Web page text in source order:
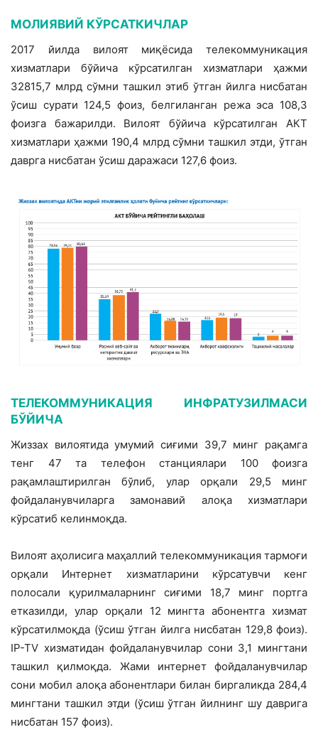
МОЛИЯВИЙ КЎРСАТКИЧЛАР
2017 йилда вилоят миқёсида телеком­муникация
хизматлари бўйича кўрсатил­ган хизматлари ҳажми
32815,7 млрд сўм­ни ташкил этиб ўтган йилга нисбатан
ўсиш сурати 124,5 фоиз, белгиланган режа эса 108,3
фоизга бажарилди. Вилоят бўйича кўрсатилган АКТ
хизматлари ҳажми 190,4 млрд сўмни ташкил этди, ўтган
даврга нисбатан ўсиш даражаси 127,6 фоиз.
ТЕЛЕКОММУНИКАЦИЯ ИНФРАТУЗИЛМАСИ
БЎЙИЧА
Жиззах вилоятида умумий сиғими 39,7 минг рақамга
тенг 47 та телефон станция­лари 100 фоизга
рақамлаштирилган бўлиб, улар орқали 29,5 минг
фойдаланувчиларга замонавий алоқа хизматлари
кўрсатиб келинмоқда.
Вилоят аҳолисига маҳаллий телеком­муникация тармоғи
орқали Интернет хизматларини кўрсатувчи кенг
полосали қурилмаларнинг сиғими 18,7 минг порт­га
етказилди, улар орқали 12 мингта абонентга хизмат
кўрсатилмоқда (ўсиш ўтган йилга нисбатан 129,8 фоиз).
IP-TV хизматидан фойдаланувчилар сони 3,1 мингтани
ташкил қилмоқда. Жами интер­нет фойдаланувчилар
сони мобил алоқа абонентлари билан биргаликда 284,4
мингтани ташкил этди (ўсиш ўтган йилнинг шу даврига
нисбатан 157 фоиз).